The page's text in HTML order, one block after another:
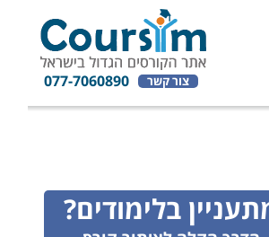
צור קשר 077-7060890
בלימודים?